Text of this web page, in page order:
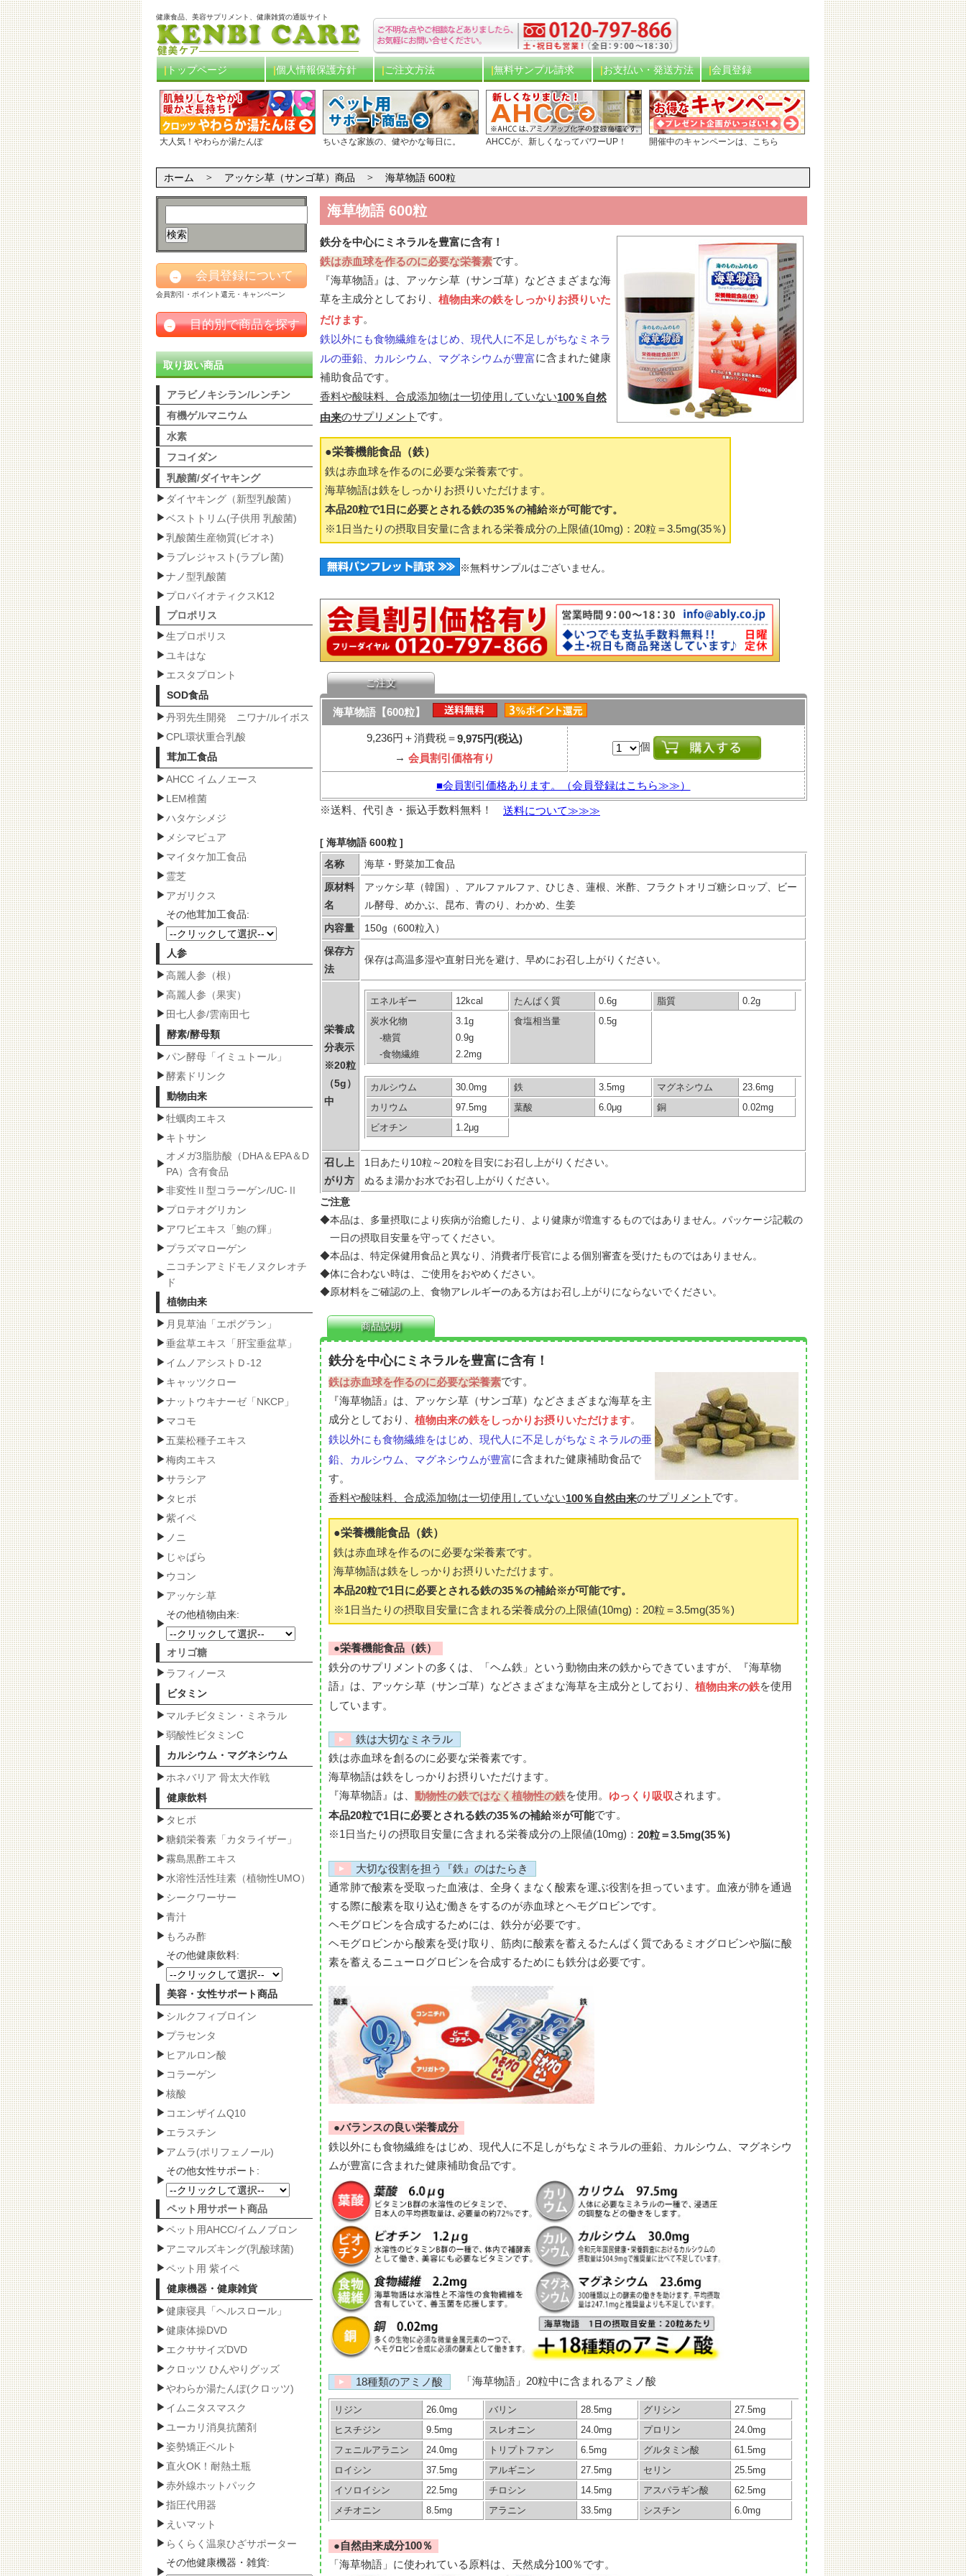
健康食品、美容サプリメント、健康雑貨の通販サイト
トップページ 個人情報保護方針 ご注文方法 無料サンプル請求 お支払い・発送方法 会員登録
大人気！やわらか湯たんぽ ちいさな家族の、健やかな毎日に。 AHCCが、新しくなってパワーUP！ 開催中のキャンペーンは、こちら
ホーム アッケシ草（サンゴ草）商品 海草物語 600粒
→ 会員登録について
会員割引・ポイント還元・キャンペーン
→ 目的別で商品を探す
取り扱い商品
アラビノキシラン/レンチン
有機ゲルマニウム
水素
フコイダン
乳酸菌/ダイヤキング
ダイヤキング（新型乳酸菌）
ベストトリム(子供用 乳酸菌)
乳酸菌生産物質(ビオネ)
ラブレジャスト(ラブレ菌)
ナノ型乳酸菌
プロバイオティクスK12
プロポリス
生プロポリス
ユキはな
エスタプロント
SOD食品
丹羽先生開発 ニワナ/ルイボス
CPL環状重合乳酸
茸加工食品
AHCC イムノエース
LEM椎菌
ハタケシメジ
メシマピュア
マイタケ加工食品
霊芝
アガリクス
その他茸加工食品:
人参
高麗人参（根）
高麗人参（果実）
田七人参/雲南田七
酵素/酵母類
パン酵母「イミュトール」
酵素ドリンク
動物由来
牡蠣肉エキス
キトサン
オメガ3脂肪酸（DHA＆EPA＆D
PA）含有食品
非変性Ⅱ型コラーゲン/UC-Ⅱ
プロテオグリカン
アワビエキス「鮑の輝」
プラズマローゲン
ニコチンアミドモノヌクレオチ
ド
植物由来
月見草油「エポグラン」
垂盆草エキス「肝宝垂盆草」
イムノアシストＤ-12
キャッツクロー
ナットウキナーゼ「NKCP」
マコモ
五葉松種子エキス
梅肉エキス
サラシア
タヒボ
紫イペ
ノニ
じゃばら
ウコン
アッケシ草
その他植物由来:
オリゴ糖
ラフィノース
ビタミン
マルチビタミン・ミネラル
弱酸性ビタミンC
カルシウム・マグネシウム
ホネバリア 骨太大作戦
健康飲料
タヒボ
糖鎖栄養素「カタライザー」
霧島黒酢エキス
水溶性活性珪素（植物性UMO）
シークワーサー
青汁
もろみ酢
その他健康飲料:
美容・女性サポート商品
シルクフィブロイン
プラセンタ
ヒアルロン酸
コラーゲン
核酸
コエンザイムQ10
エラスチン
アムラ(ポリフェノール)
その他女性サポート:
ペット用サポート商品
ペット用AHCC/イムノブロン
アニマルズキング(乳酸球菌)
ペット用 紫イペ
健康機器・健康雑貨
健康寝具「ヘルスロール」
健康体操DVD
エクササイズDVD
クロッツ ひんやりグッズ
やわらか湯たんぽ(クロッツ)
イムニタスマスク
ユーカリ消臭抗菌剤
姿勢矯正ベルト
直火OK！耐熱土瓶
赤外線ホットパック
指圧代用器
えいマット
らくらく温泉ひざサポーター
その他健康機器・雑貨:
海草物語 600粒
鉄分を中心にミネラルを豊富に含有！
鉄は赤血球を作るのに必要な栄養素です。
『海草物語』は、アッケシ草（サンゴ草）などさまざまな海
草を主成分としており、 植物由来の鉄をしっかりお摂りいた
だけます。
鉄以外にも食物繊維をはじめ、現代人に不足しがちなミネラ
ルの亜鉛、カルシウム、マグネシウムが豊富に含まれた健康
補助食品です。
香料や酸味料、合成添加物は一切使用していない100％自然
由来のサプリメント です。
●栄養機能食品（鉄）
鉄は赤血球を作るのに必要な栄養素です。
海草物語は鉄をしっかりお摂りいただけます。
本品20粒で1日に必要とされる鉄の35％の補給※が可能です。
※1日当たりの摂取目安量に含まれる栄養成分の上限値(10mg)：20粒＝3.5mg(35％)
※無料サンプルはございません。
ご注文
海草物語【600粒】
9,236円＋消費税＝9,975円(税込)
→ 会員割引価格有り
個
■会員割引価格あります。（会員登録はこちら≫≫）
※送料、代引き・振込手数料無料！ 送料について≫≫≫
[ 海草物語 600粒 ]
名称
海草・野菜加工食品
原材料
名
アッケシ草（韓国）、アルファルファ、ひじき、蓮根、米酢、フラクトオリゴ糖シロップ、ビー
ル酵母、めかぶ、昆布、青のり、わかめ、生姜
内容量
150g（600粒入）
保存方
法
保存は高温多湿や直射日光を避け、早めにお召し上がりください。
栄養成
分表示
※20粒
（5g）
中
エネルギー 12kcal たんぱく質 0.6g 脂質
0.2g
炭水化物
-糖質
-食物繊維
3.1g
0.9g
2.2mg
食塩相当量 0.5g
カルシウム 30.0mg 鉄 3.5mg マグネシウム
23.6mg
カリウム
97.5mg 葉酸 6.0μg 銅
0.02mg
ビオチン
1.2μg
召し上
がり方
1日あたり10粒～20粒を目安にお召し上がりください。
ぬるま湯かお水でお召し上がりください。
ご注意
◆本品は、多量摂取により疾病が治癒したり、より健康が増進するものではありません。パッケージ記載の
一日の摂取目安量を守ってください。
◆本品は、特定保健用食品と異なり、消費者庁長官による個別審査を受けたものではありません。
◆体に合わない時は、ご使用をおやめください。
◆原材料をご確認の上、食物アレルギーのある方はお召し上がりにならないでください。
商品説明
鉄分を中心にミネラルを豊富に含有！
鉄は赤血球を作るのに必要な栄養素です。
『海草物語』は、アッケシ草（サンゴ草）などさまざまな海草を主
成分としており、 植物由来の鉄をしっかりお摂りいただけます。
鉄以外にも食物繊維をはじめ、現代人に不足しがちなミネラルの亜
鉛、カルシウム、マグネシウムが豊富に含まれた健康補助食品で
す。
香料や酸味料、合成添加物は一切使用していない100％自然由来のサプリメント です。
●栄養機能食品（鉄）
鉄は赤血球を作るのに必要な栄養素です。
海草物語は鉄をしっかりお摂りいただけます。
本品20粒で1日に必要とされる鉄の35％の補給※が可能です。
※1日当たりの摂取目安量に含まれる栄養成分の上限値(10mg)：20粒＝3.5mg(35％)
●栄養機能食品（鉄）
鉄分のサプリメントの多くは、「ヘム鉄」という動物由来の鉄からできていますが、『海草物
語』は、アッケシ草（サンゴ草）などさまざまな海草を主成分としており、 植物由来の鉄を使用
しています。
鉄は大切なミネラル
鉄は赤血球を創るのに必要な栄養素です。
海草物語は鉄をしっかりお摂りいただけます。
『海草物語』は、 動物性の鉄ではなく植物性の鉄を使用。 ゆっくり吸収 されます。
本品20粒で1日に必要とされる鉄の35％の補給※が可能です。
※1日当たりの摂取目安量に含まれる栄養成分の上限値(10mg)： 20粒＝3.5mg(35％)
大切な役割を担う『鉄』のはたらき
通常肺で酸素を受取った血液は、全身くまなく酸素を運ぶ役割を担っています。血液が肺を通過
する際に酸素を取り込む働きをするのが赤血球とヘモグロビンです。
ヘモグロビンを合成するためには、鉄分が必要です。
ヘモグロビンから酸素を受け取り、筋肉に酸素を蓄えるたんぱく質であるミオグロビンや脳に酸
素を蓄えるニューログロビンを合成するためにも鉄分は必要です。
●バランスの良い栄養成分
鉄以外にも食物繊維をはじめ、現代人に不足しがちなミネラルの亜鉛、カルシウム、マグネシウ
ムが豊富に含まれた健康補助食品です。
18種類のアミノ酸 「海草物語」20粒中に含まれるアミノ酸
リジン 26.0mg バリン 28.5mg グリシン
27.5mg
ヒスチジン
9.5mg スレオニン 24.0mg プロリン
24.0mg
フェニルアラニン
24.0mg トリプトファン 6.5mg グルタミン酸
61.5mg
ロイシン
37.5mg アルギニン 27.5mg セリン
25.5mg
イソロイシン
22.5mg チロシン 14.5mg アスパラギン酸
62.5mg
メチオニン
8.5mg アラニン 33.5mg シスチン 6.0mg
●自然由来成分100％
「海草物語」に使われている原料は、天然成分100％です。